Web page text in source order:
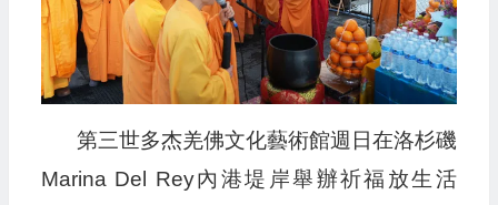
第三世多杰羌佛文化藝術館週日在洛杉磯
Marina Del Rey內港堤岸舉辦祈福放生活